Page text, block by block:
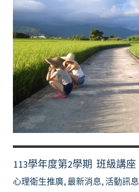
1
學
期 班
級
講
座
113學年度第2學期 班級講座
心理衛生推廣, 最新消息, 活動訊息